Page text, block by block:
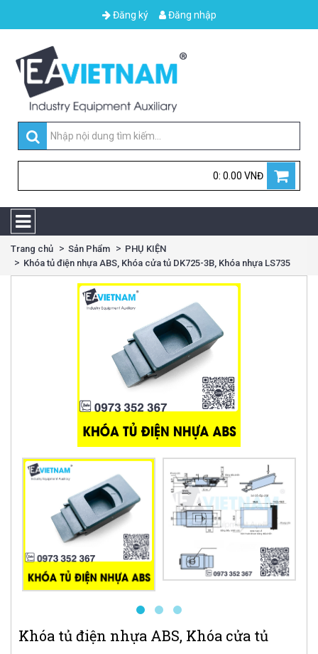
Đăng ký Đăng nhập
0: 0.00 VNĐ
Trang chủ Sản Phẩm
PHỤ KIỆN
Khóa tủ điện nhựa ABS, Khóa cửa tủ DK725-3B, Khóa nhựa LS735
Khóa tủ điện nhựa ABS, Khóa cửa tủ